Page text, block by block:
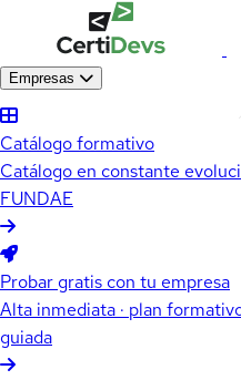
Empresas
Catálogo formativo
Catálogo en constante
FUNDAE
Probar gratis con tu empresa
Alta inmediata · plan
guiada